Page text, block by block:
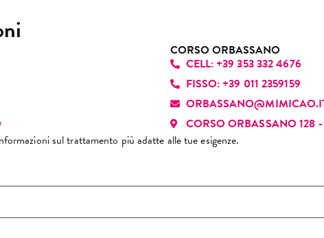
gentilezza, disponibilità e
CORSO ORBASSANO
CELL: +39 353 332 4676
FISSO: +39 011 2359159
CORSO ORBASSANO 128
sul trattamento più adatte alle tue esigenze.